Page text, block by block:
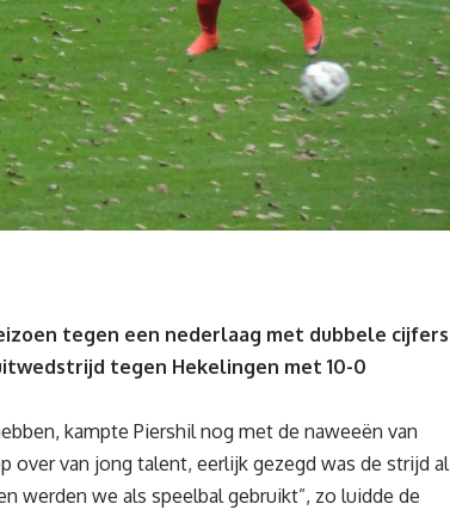
tegen een nederlaag met dubbele cijfers
tegen Hekelingen met 10-0
kampte Piershil nog met de naweeën van
over van jong talent, eerlijk gezegd was de strijd al
werden we als speelbal gebruikt”, zo luidde de